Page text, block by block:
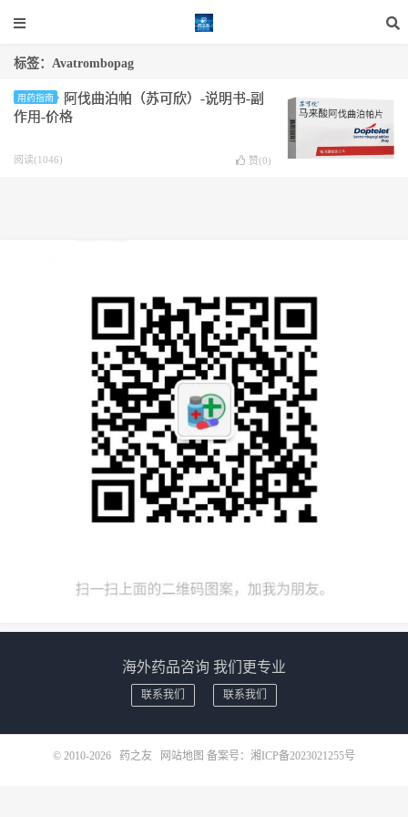
标签：Avatrombopag
用药指南
阿伐曲泊帕（苏可欣）-说明书-副
作用-价格
阅读(1046) 赞(0)
海外药品咨询 我们更专业
联系我们 联系我们
© 2010-2026 药之友 网站地图 备案号： 湘ICP备2023021255号